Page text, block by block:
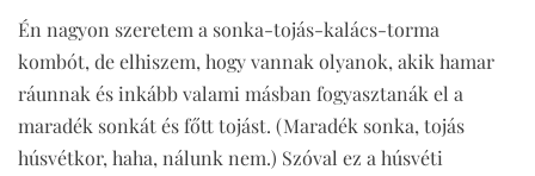
Én nagyon szeretem a sonka-tojás-kalács-torma
kombót, de elhiszem, hogy vannak olyanok, akik hamar
ráunnak és inkább valami másban fogyasztanák el a
maradék sonkát és főtt tojást. (Maradék sonka, tojás
húsvétkor, haha, nálunk nem.) Szóval ez a húsvéti